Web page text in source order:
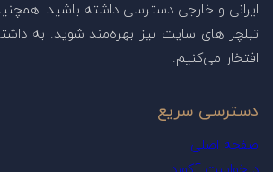
ایرانی و خارجی دسترسی داشته باشید.
تبلچر های سایت نیز بهره‌مند شوید. به
افتخار می‌کنیم.
دسترسی سریع
صفحه اصلی